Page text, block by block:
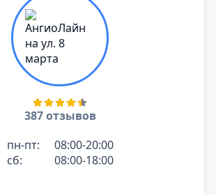
387 отзывов
пн-пт:
08:00-20:00
сб:
08:00-18:00